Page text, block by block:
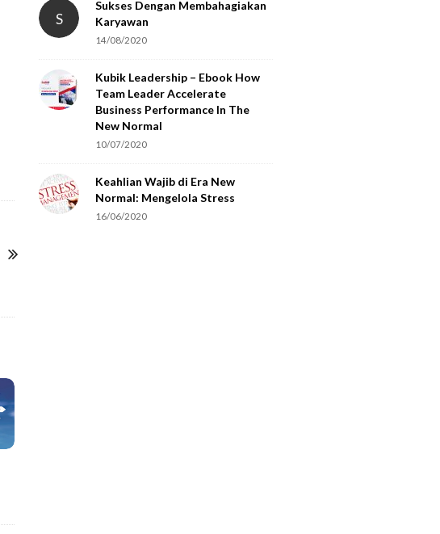
S
Sukses Dengan Membahagiakan
Karyawan
14/08/2020
Kubik Leadership – Ebook How
Team Leader Accelerate
Business Performance In The
New Normal
10/07/2020
Keahlian Wajib di Era New
Normal: Mengelola Stress
16/06/2020